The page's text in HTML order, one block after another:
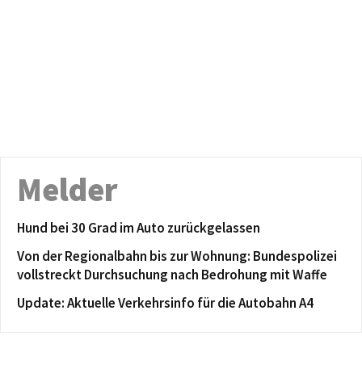
Melder
Hund bei 30 Grad im Auto zurückgelassen
Von der Regionalbahn bis zur Wohnung: Bundespolizei
vollstreckt Durchsuchung nach Bedrohung mit Waffe
Update: Aktuelle Verkehrsinfo für die Autobahn A4